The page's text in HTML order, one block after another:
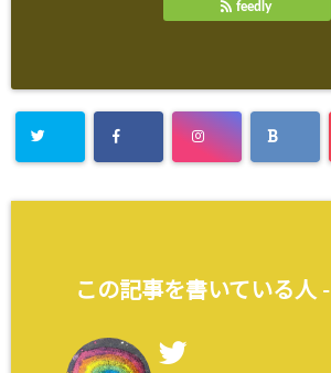
feedly
この記事を書いている人 -